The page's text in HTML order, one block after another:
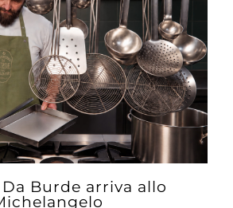
Burde arriva allo